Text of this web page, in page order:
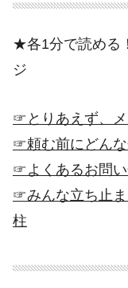
★各1分で読める
ジ
☞とりあえず、
☞頼む前にどん
☞よくあるお問い
☞みんな立ち止
柱